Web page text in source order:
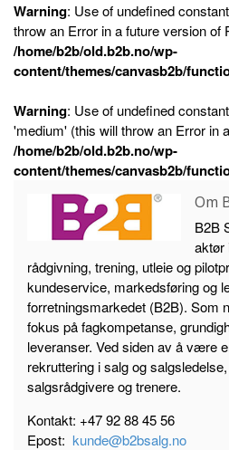
Warning: Use of undefined
throw an Error in a future version of
/home/b2b/old.b2b.no/wp-
content/themes/canvasb2b/
Warning: Use of undefined
'medium' (this will throw an Error in
/home/b2b/old.b2b.no/wp-
content/themes/canvasb2b/
Om
B2B
aktør
rådgivning, trening, utleie og
kundeservice, markedsføring og
forretningsmarkedet (B2B). Som
fokus på fagkompetanse,
leveranser. Ved siden av å være
rekruttering i salg og
salgsrådgivere og trenere.
Kontakt: +47 92 88 45 56
Epost: kunde@b2bsalg.no